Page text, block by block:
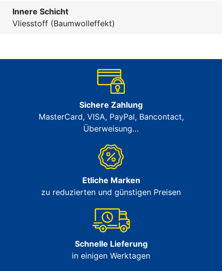
Innere Schicht
Vliesstoff (Baumwolleffekt)
Sichere Zahlung
MasterCard, VISA, PayPal, Bancontact,
Überweisung…
Etliche Marken
zu reduzierten und günstigen Preisen
Schnelle Lieferung
in einigen Werktagen